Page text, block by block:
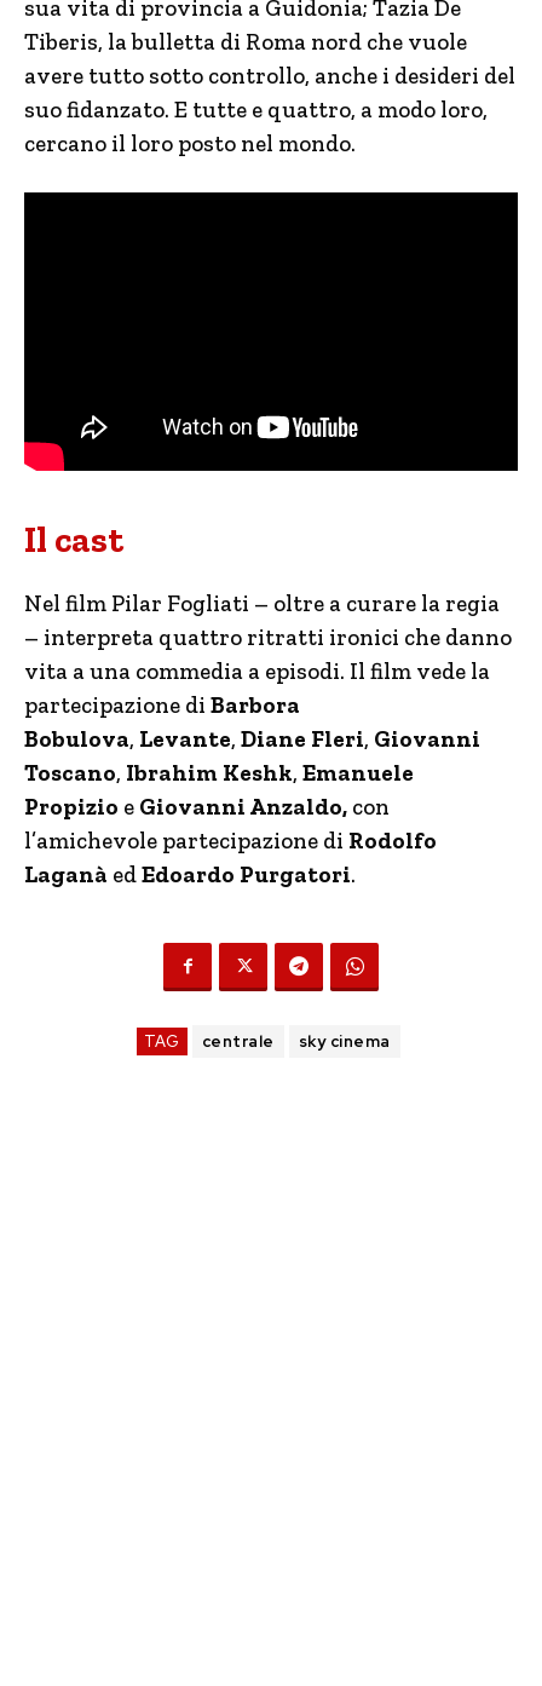
sua vita di provincia a Guidonia; Tazia De
Tiberis, la bulletta di Roma nord che vuole
avere tutto sotto controllo, anche i desideri del
suo fidanzato. E tutte e quattro, a modo loro,
cercano il loro posto nel mondo.
Il cast
Nel film Pilar Fogliati – oltre a curare la regia
– interpreta quattro ritratti ironici che danno
vita a una commedia a episodi. Il film vede la
partecipazione di Barbora
Bobulova, Levante, Diane Fleri, Giovanni
Toscano, Ibrahim Keshk, Emanuele
Propizio e Giovanni Anzaldo, con
l’amichevole partecipazione di Rodolfo
Laganà edEdoardo Purgatori.
TAG centrale sky cinema